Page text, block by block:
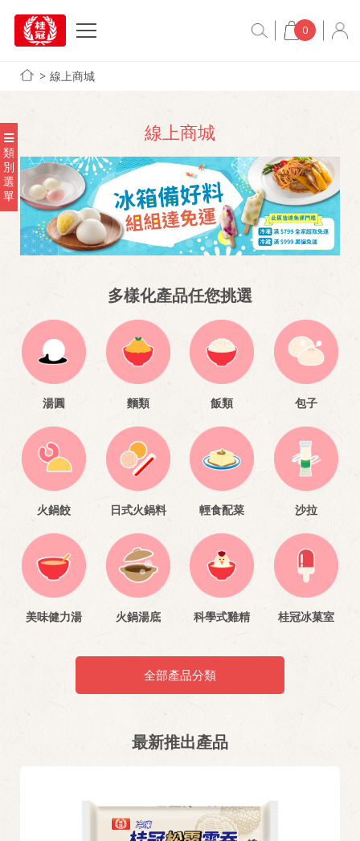
0
線上商城
類
別
選
單
線上商城
多樣化產品任您挑選
湯圓 麵類 飯類 包子
火鍋餃 日式火鍋料 輕食配菜 沙拉
美味健力湯 火鍋湯底 科學式雞精 桂冠冰菓室
全部產品分類
最新推出產品